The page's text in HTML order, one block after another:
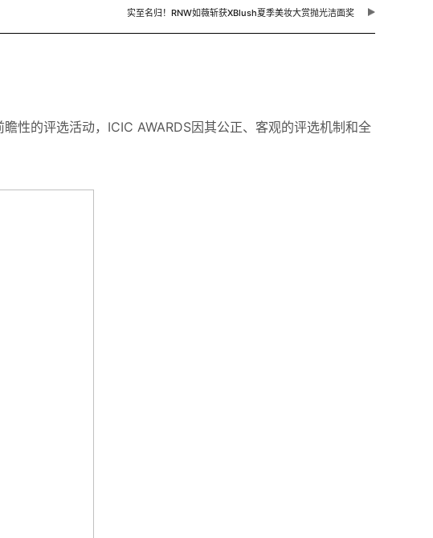
实至名归！RNW如薇斩获XBlush夏季美妆大赏抛光洁面奖
性的评选活动，ICIC AWARDS因其公正、客观的评选机制和全